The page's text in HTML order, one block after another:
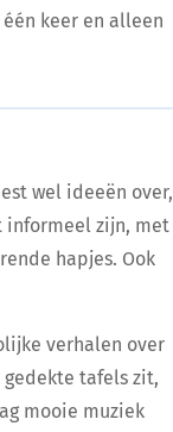
keer en alleen
wel ideeën over,
informeel zijn, met
hapjes. Ook
verhalen over
tafels zit,
mooie muziek